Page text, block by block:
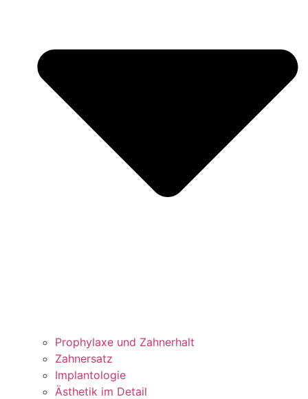
Prophylaxe und Zahnerhalt
Zahnersatz
Implantologie
Ästhetik im Detail